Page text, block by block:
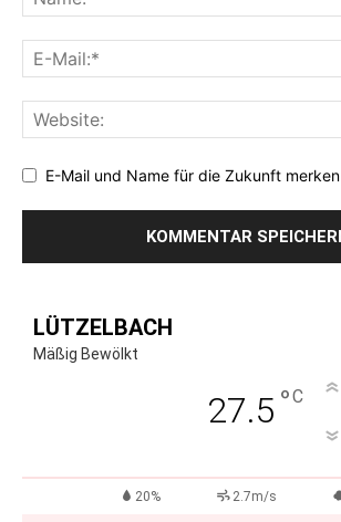
E-Mail und Name für die Zukunft merken
LÜTZELBACH
Mäßig Bewölkt
27.5 °C
20% 2.7m/s